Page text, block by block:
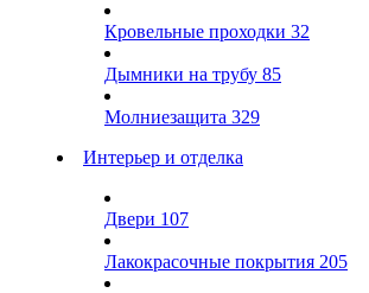
Кровельные проходки 32
Дымники на трубу 85
Молниезащита 329
Интерьер и отделка
Двери 107
Лакокрасочные покрытия 205